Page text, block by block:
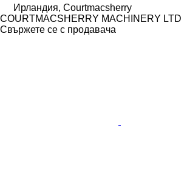
Ирландия, Courtmacsherry
COURTMACSHERRY MACHINERY LTD
Свържете се с продавача